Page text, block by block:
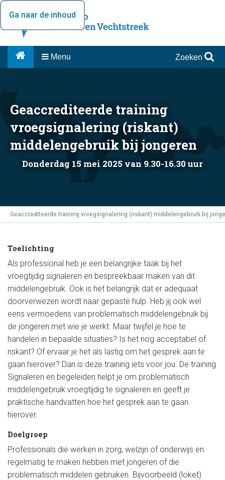
Ga naar de inhoud
Menu Zoeken
Geaccrediteerde training
vroegsignalering (riskant)
middelengebruik bij jongeren
Donderdag 15 mei 2025 van 9.30-16.30 uur
Geaccrediteerde training vroegsignalering (riskant) middelengebruik bij
Toelichting
Als professional heb je een belangrijke taak bij het
vroegtijdig signaleren en bespreekbaar maken van dit
middelengebruik. Ook is het belangrijk dat er adequaat
doorverwezen wordt naar gepaste hulp. Heb jij ook wel
eens vermoedens van problematisch middelengebruik bij
de jongeren met wie je werkt. Maar twijfel je hoe te
handelen in bepaalde situaties? Is het nog acceptabel of
riskant? Of ervaar je het als lastig om het gesprek aan te
gaan hierover? Dan is deze training iets voor jou. De training
Signaleren en begeleiden helpt je om problematisch
middelengebruik vroegtijdig te signaleren en geeft je
praktische handvatten hoe het gesprek aan te gaan
hierover.
Doelgroep
Professionals die werken in zorg, welzijn of onderwijs en
regelmatig te maken hebben met jongeren of die
problematisch middelen gebruiken. Bijvoorbeeld (loket)